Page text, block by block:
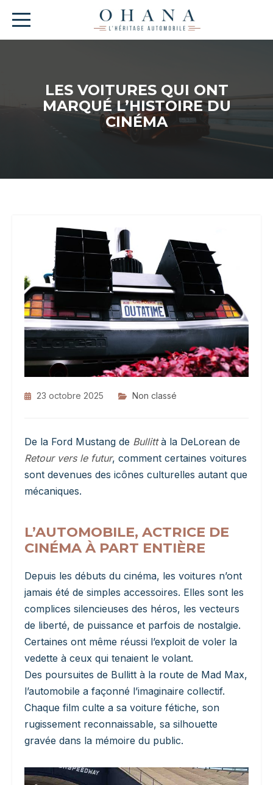
LES VOITURES QUI ONT
MARQUÉ L’HISTOIRE DU
CINÉMA
23 octobre 2025 Non classé
De la Ford Mustang de Bullittà la DeLorean de
Retour vers le futur, comment certaines voitures
sont devenues des icônes culturelles autant que
mécaniques.
L’AUTOMOBILE, ACTRICE DE
CINÉMA À PART ENTIÈRE
Depuis les débuts du cinéma, les voitures n’ont
jamais été de simples accessoires. Elles sont les
complices silencieuses des héros, les vecteurs
de liberté, de puissance et parfois de nostalgie.
Certaines ont même réussi l’exploit de voler la
vedette à ceux qui tenaient le volant.
Des poursuites de Bullitt à la route de Mad Max,
l’automobile a façonné l’imaginaire collectif.
Chaque film culte a sa voiture fétiche, son
rugissement reconnaissable, sa silhouette
gravée dans la mémoire du public.